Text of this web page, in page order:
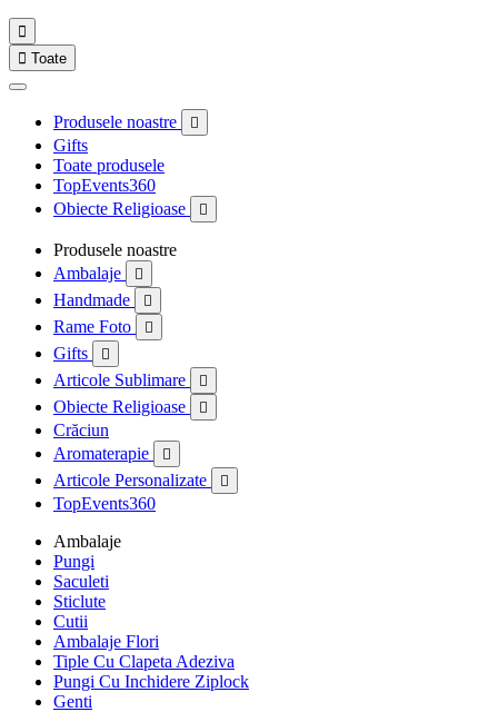

 Toate
Produsele noastre 
Gifts
Toate produsele
TopEvents360
Obiecte Religioase

Produsele noastre
Ambalaje

Handmade 
Rame Foto 
Gifts 
Articole Sublimare 
Obiecte Religioase 
Crăciun
Aromaterapie

Articole Personalizate 
TopEvents360
Ambalaje
Pungi
Saculeti
Sticlute
Cutii
Ambalaje Flori
Tiple Cu Clapeta Adeziva
Pungi Cu Inchidere Ziplock
Genti